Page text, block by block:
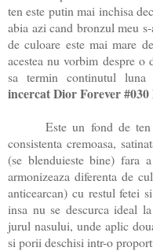
ten este putin mai inchisa
abia azi cand bronzul meu
de culoare este mai mare
acestea nu vorbim despre
sa termin continutul luna
incercat Dior Forever
Este un fond de
consistenta cremoasa,
(se blenduieste bine) fara
armonizeaza diferenta de
anticearcan) cu restul fetei
insa nu se descurca ideal
jurul nasului, unde aplic
si porii deschisi intr-o